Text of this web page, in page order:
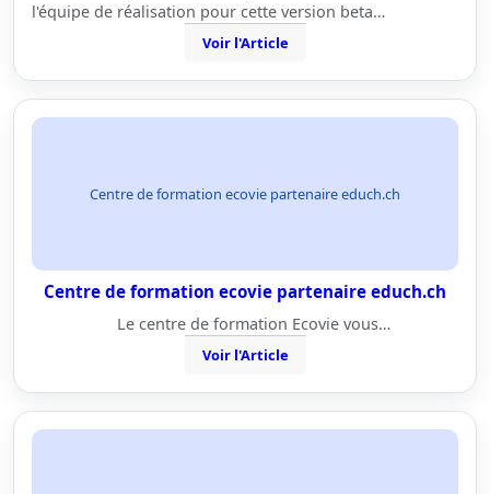
l'équipe de réalisation pour cette version beta…
Voir l'Article
Centre de formation ecovie partenaire educh.ch
Centre de formation ecovie partenaire educh.ch
Le centre de formation Ecovie vous…
Voir l'Article